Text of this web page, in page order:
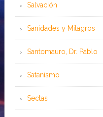
Salvación
Sanidades y Milagros
Santomauro, Dr. Pablo
Satanismo
Sectas